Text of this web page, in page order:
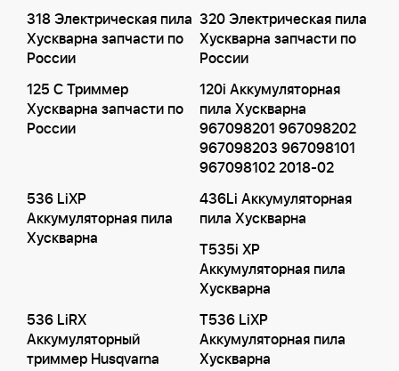
318 Электрическая пила
Хускварна запчасти по
России
320 Электрическая пила
Хускварна запчасти по
России
125 C Триммер
Хускварна запчасти по
России
120i Аккумуляторная
пила Хускварна
967098201 967098202
967098203 967098101
967098102 2018-02
536 LiXP
Аккумуляторная пила
Хускварна
436Li Аккумуляторная
пила Хускварна
T535i XP
Аккумуляторная пила
Хускварна
536 LiRX
Аккумуляторный
триммер Husqvarna
T536 LiXP
Аккумуляторная пила
Хускварна